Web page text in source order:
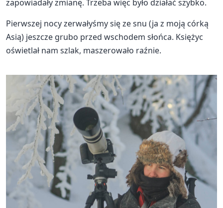
zapowiadały zmianę. Trzeba więc było działać szybko.
Pierwszej nocy zerwałyśmy się ze snu (ja z moją córką
Asią) jeszcze grubo przed wschodem słońca. Księżyc
oświetlał nam szlak, maszerowało raźnie.